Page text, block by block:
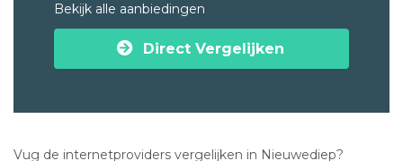
Bekijk alle aanbiedingen
Direct Vergelijken
Vug de internetproviders vergelijken in Nieuwediep?